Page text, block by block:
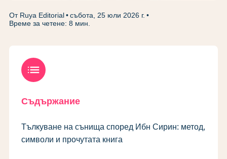
От Ruya Editorial
събота, 25 юли 2026 г.
Време за четене: 8 мин.
list
Съдържание
Тълкуване на сънища според Ибн Сирин: метод,
символи и прочутата книга